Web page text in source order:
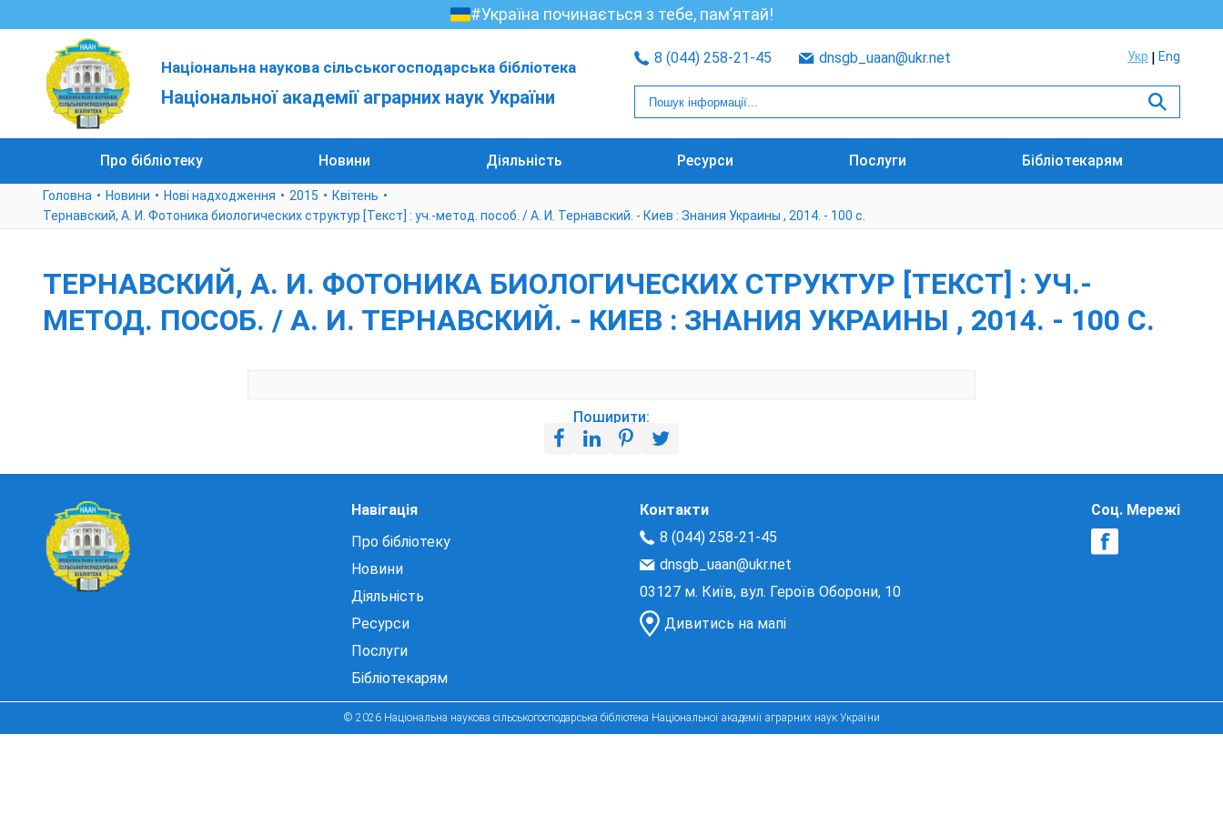
#Україна починається з тебе, пам’ятай!
Національна наукова сільськогосподарська бібліотека
Національної академії аграрних наук України
8 (044) 258-21-45 dnsgb_uaan@ukr.net Укр Eng
Про бібліотеку Новини Діяльність Ресурси Послуги Бібліотекарям
Головна Новини Нові надходження 2015
Квітень
Тернавский, А. И. Фотоника биологических структур [Текст] : уч.-метод. пособ. / А. И. Тернавский. - Киев : Знания Украины , 2014. - 100 с.
ТЕРНАВСКИЙ, А. И. ФОТОНИКА БИОЛОГИЧЕСКИХ СТРУКТУР [ТЕКСТ] : УЧ.-
МЕТОД. ПОСОБ. / А. И. ТЕРНАВСКИЙ. - КИЕВ : ЗНАНИЯ УКРАИНЫ , 2014. - 100 С.
Поширити:
Навігація
Про бібліотеку
Новини
Діяльність
Ресурси
Послуги
Бібліотекарям
Контакти
8 (044) 258-21-45
dnsgb_uaan@ukr.net
03127 м. Київ, вул. Героїв Оборони, 10
Дивитись на мапі
Соц. Мережі
© 2026 Національна наукова сільськогосподарська бібліотека Національної академії аграрних наук України